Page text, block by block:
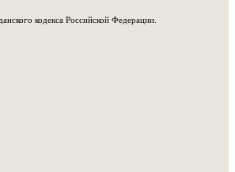
кодекса Российской Федерации.